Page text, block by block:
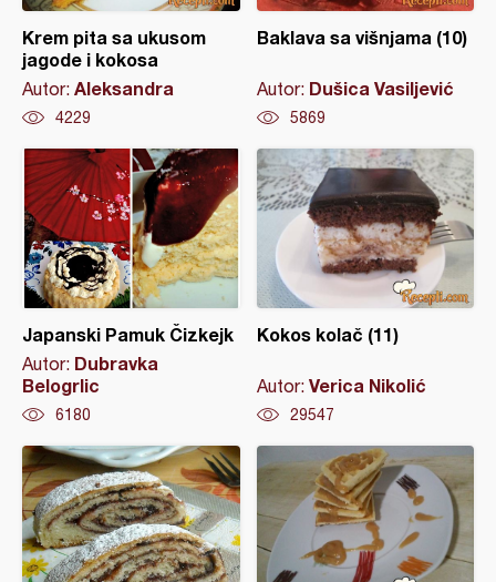
Krem pita sa ukusom
jagode i kokosa
Autor: Aleksandra
4229
Baklava sa višnjama (10)
Autor: Dušica Vasiljević
5869
Japanski Pamuk Čizkejk
Autor: Dubravka
Belogrlic
6180
Kokos kolač (11)
Autor: Verica Nikolić
29547